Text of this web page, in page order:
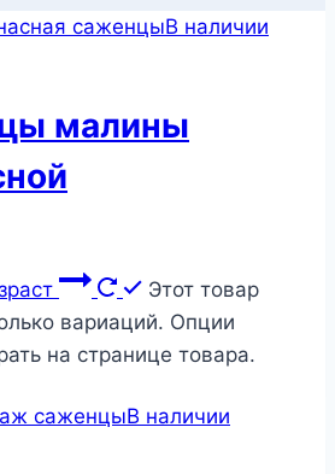
В наличии
малины
Этот товар
вариаций. Опции
на странице товара.
В наличии